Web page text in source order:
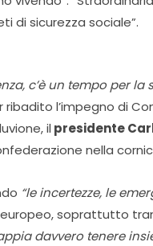
di sicurezza sociale”.
c’è un tempo per
ribadito l’impegno di
il presidente
nella
“le incertezze, le
soprattutto
davvero tenere